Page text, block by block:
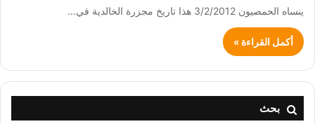
ينساه الحمصيون 3/2/2012 هذا تاريخ مجزرة الخالدية في…
أكمل القراءة »
بحث